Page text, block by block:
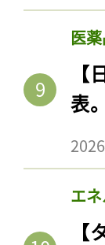
医
表
エ